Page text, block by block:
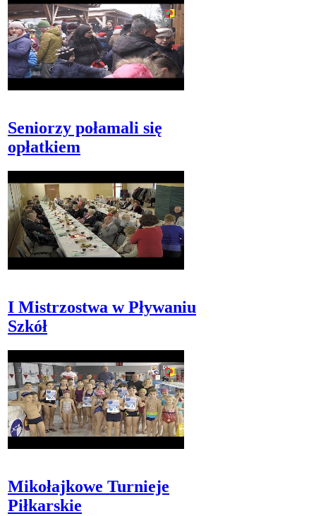
Seniorzy połamali się
opłatkiem
I Mistrzostwa w Pływaniu
Szkół
Mikołajkowe Turnieje
Piłkarskie